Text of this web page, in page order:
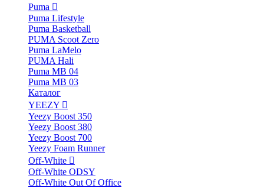
Puma
Puma Lifestyle
Puma Basketball
PUMA Scoot Zero
Puma LaMelo
PUMA Hali
Puma MB 04
Puma MB 03
Каталог
YEEZY
Yeezy Boost 350
Yeezy Boost 380
Yeezy Boost 700
Yeezy Foam Runner
Off-White
Off-White ODSY
Off-White Out Of Office